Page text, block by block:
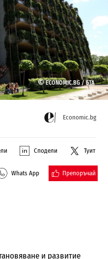
©ECONOMIC.BG /БТА
Economic.bg
Сподели Туит
Whats App Препоръчай
и развитие